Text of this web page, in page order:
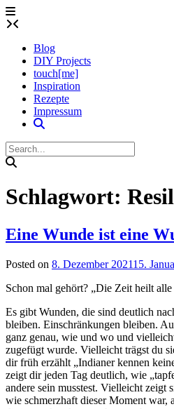
Skip
to
Blog
DIY Projects
touch[me]
Inspiration
Rezepte
Impressum
Schlagwort:
Eine Wunde ist eine
Posted on 8. Dezember 202115.
Schon mal gehört? „Die Zeit heilt
Es gibt Wunden, die sind deutlich
bleiben. Einschränkungen bleiben.
ganz genau, wie und wo und
zugefügt wurde. Vielleicht trägst du
dir früh erzählt „Indianer kennen
zeigt dir jeden Tag deutlich, wie
andere sein musstest. Vielleicht zeigt
wie schmerzhaft dieser Moment war,